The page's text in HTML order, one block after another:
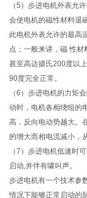
（5）步进电机外表允
会使电机的磁性材料退
此电机外表允许的最高
点；一般来讲，磁 性
甚至高达摄氏200度以
90度完全正常。
（6）步进电机的力矩
动时，电机各相绕组的
高，反向电动势越大。
的增大而相电流减小，
（7）步进电机低速时
启动,并伴有啸叫声。
步进电机有一个技术参
情况下能够正常启动的